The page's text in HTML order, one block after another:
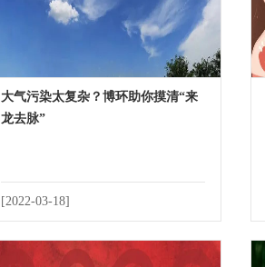
大气污染太复杂？博环助你摸清“来
龙去脉”
[2022-03-18]